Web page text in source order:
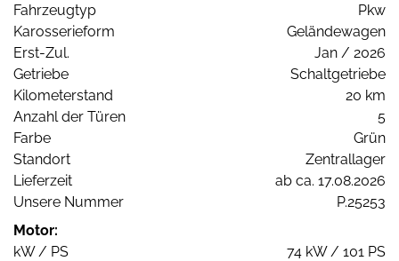
Fahrzeugtyp
Pkw
Karosserieform
Geländewagen
Erst-Zul.
Jan / 2026
Getriebe
Schaltgetriebe
Kilometerstand
20 km
Anzahl der Türen
5
Farbe
Grün
Standort
Zentrallager
Lieferzeit
ab ca. 17.08.2026
Unsere Nummer
P.25253
Motor:
kW / PS
74 kW / 101 PS